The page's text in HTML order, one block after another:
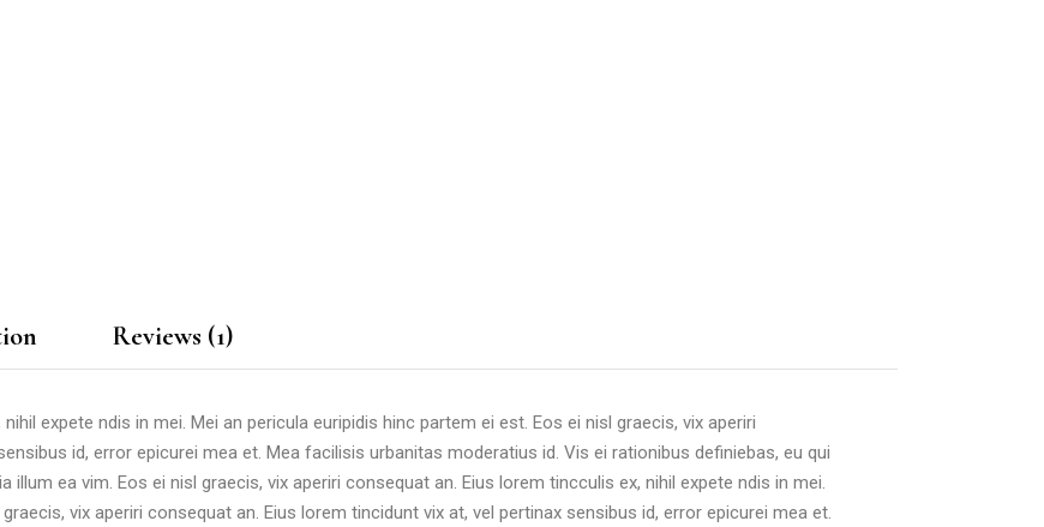
Reviews (1)
expete ndis in mei. Mei an pericula euripidis hinc partem ei est. Eos ei nisl graecis, vix aperiri
id, error epicurei mea et. Mea facilisis urbanitas moderatius id. Vis ei rationibus definiebas, eu qui
ea vim. Eos ei nisl graecis, vix aperiri consequat an. Eius lorem tincculis ex, nihil expete ndis in mei.
vix aperiri consequat an. Eius lorem tincidunt vix at, vel pertinax sensibus id, error epicurei mea et.